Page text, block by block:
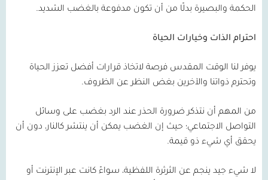
الحكمة والبصيرة بدلًا من أن تكون مدفوعة بالغضب الشديد.
احترام الذات وخيارات الحياة
يوفر لنا الوقت المقدس فرصة لاتخاذ قرارات أفضل تعزز الحياة
وتحترم ذواتنا والآخرين بغض النظر عن الظروف.
من المهم أن نتذكر ضرورة الحذر عند الرد بغضب على وسائل
التواصل الاجتماعي؛ حيث إن الغضب يمكن أن ينتشر كالنار، دون أن
يحقق أي شيء ذو قيمة.
لا شيء جيد ينجم عن الثرثرة اللفظية، سواءً كانت عبر الإنترنت أو